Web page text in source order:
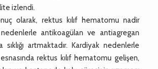
izlendi.
olarak, rektus kılıf hematomu nadir
antikoagülan ve antiagregan
sıklığı artmaktadır. Kardiyak nedenlerle
rektus kılıf hematomu gelişen,